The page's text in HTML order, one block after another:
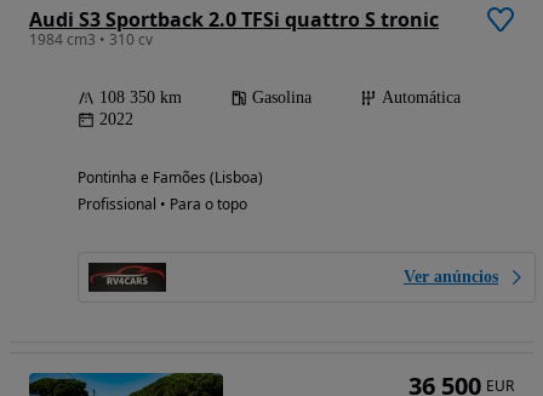
Audi S3 Sportback 2.0 TFSi quattro S tronic
1984 cm3 • 310 cv
108 350 km Gasolina
Automática
2022
Pontinha e Famões (Lisboa)
Profissional • Para o topo
Ver anúncios
36 500 EUR